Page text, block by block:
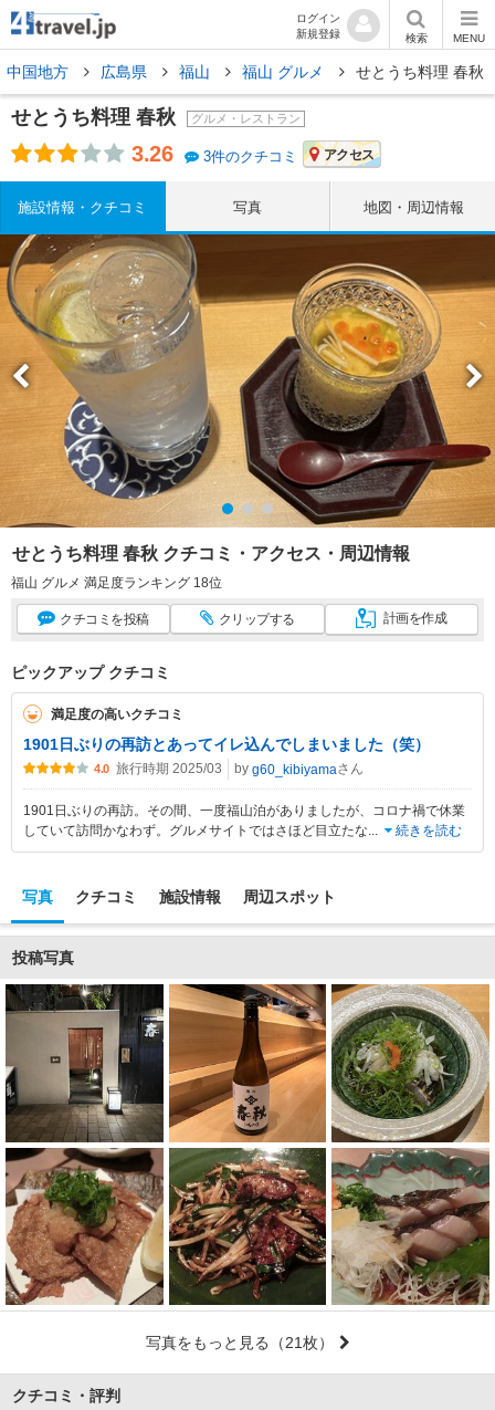
ログイン
新規登録
検索 MENU
中国地方 広島県 福山 福山 グルメ せとうち料理 春秋
せとうち料理 春秋 グルメ・レストラン
3.26 3件のクチコミ アクセス
施設情報・クチコミ 写真 地図・周辺情報
せとうち料理 春秋 クチコミ・アクセス・周辺情報
福山 グルメ 満足度ランキング 18位
クチコミ を投稿 クリップする 計画を作成
ピックアップ クチコミ
満足度の高いクチコミ
1901日ぶりの再訪とあってイレ込んでしまいました（笑）
4.0 旅行時期 2025/03 by g60_kibiyamaさん
1901日ぶりの再訪。その間、一度福山泊がありましたが、コロナ禍で休業
していて訪問かなわず。グルメサイトではさほど目立たな... 続きを読む
写真 クチコミ 施設情報 周辺スポット
投稿写真
写真をもっと見る （21枚）
クチコミ・評判